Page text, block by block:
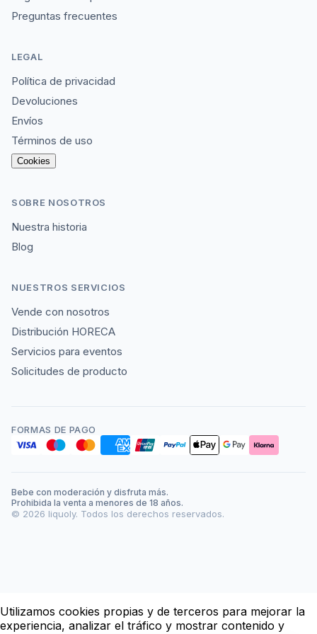
Preguntas frecuentes
LEGAL
Política de privacidad
Devoluciones
Envíos
Términos de uso
Cookies
SOBRE NOSOTROS
Nuestra historia
Blog
NUESTROS SERVICIOS
Vende con nosotros
Distribución HORECA
Servicios para eventos
Solicitudes de producto
FORMAS DE PAGO
Bebe con moderación y disfruta más.
Prohibida la venta a menores de 18 años.
© 2026 liquoly. Todos los derechos reservados.
Utilizamos cookies propias y de terceros para mejorar la
experiencia, analizar el tráfico y mostrar contenido y